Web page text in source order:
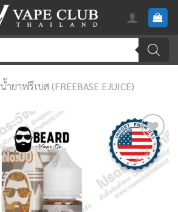
น้ำยาฟรีเบส (FREEBASE EJUICE)
Add
to
wishlist